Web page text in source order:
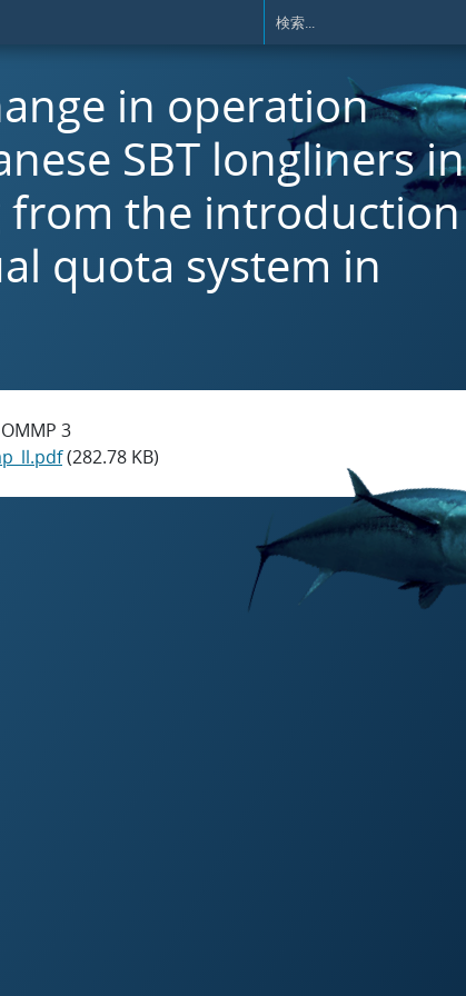
in operation
SBT longliners in
from the introduction
quota system in
3
(282.78 KB)